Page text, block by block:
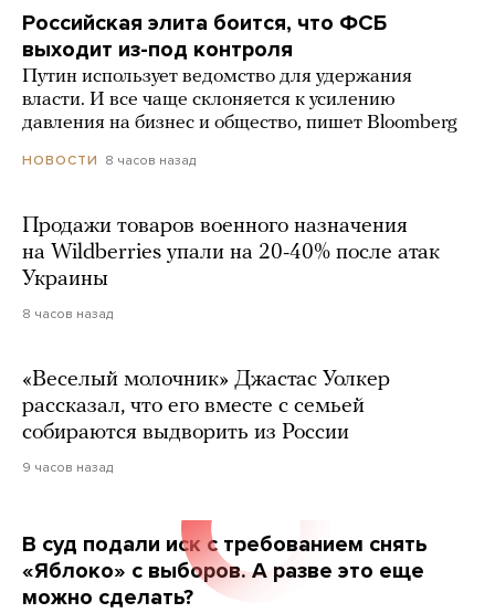
Российская элита боится, что ФСБ
выходит из-под контроля
Путин использует ведомство для удержания
власти. И все чаще склоняется к усилению
давления на бизнес и общество, пишет Bloomberg
НОВОСТИ 8 часов назад
Продажи товаров военного назначения
на Wildberries упали на 20-40% после атак
Украины
8 часов назад
«Веселый молочник» Джастас Уолкер
рассказал, что его вместе с семьей
собираются выдворить из России
9 часов назад
В суд подали иск с требованием снять
«Яблоко» с выборов. А разве это еще
можно сделать?